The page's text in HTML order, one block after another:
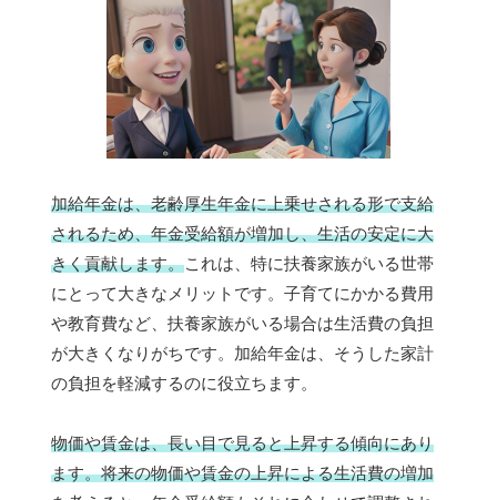
加給年金は、老齢厚生年金に上乗せされる形で支給
されるため、年金受給額が増加し、生活の安定に大
きく貢献します。これは、特に扶養家族がいる世帯
にとって大きなメリットです。子育てにかかる費用
や教育費など、扶養家族がいる場合は生活費の負担
が大きくなりがちです。加給年金は、そうした家計
の負担を軽減するのに役立ちます。
物価や賃金は、長い目で見ると上昇する傾向にあり
ます。将来の物価や賃金の上昇による生活費の増加